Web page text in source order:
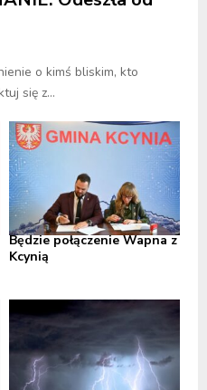
o kimś bliskim, kto
się z...
Będzie połączenie Wapna z
Kcynią